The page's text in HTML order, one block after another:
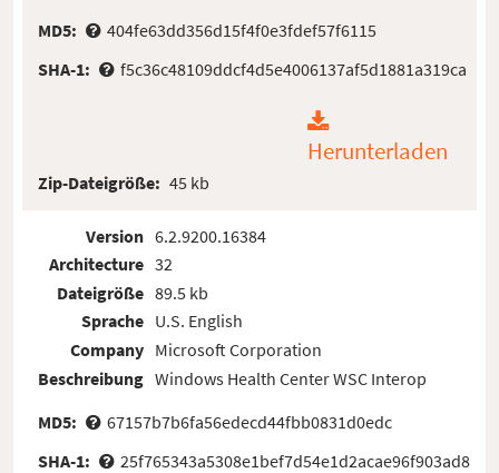
MD5:
404fe63dd356d15f4f0e3fdef57f6115
SHA-1:
f5c36c48109ddcf4d5e4006137af5d1881a319ca
Herunterladen
Zip-Dateigröße: 45 kb
Version
Architecture
Dateigröße
Sprache
Company
Beschreibung
6.2.9200.16384
32
89.5 kb
U.S. English
Microsoft Corporation
Windows Health Center WSC Interop
MD5:
67157b7b6fa56edecd44fbb0831d0edc
SHA-1:
25f765343a5308e1bef7d54e1d2acae96f903ad8